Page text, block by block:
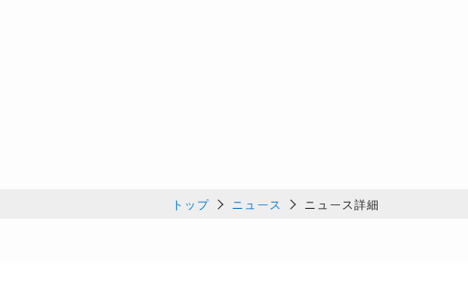
トップ ニュース ニュース詳細